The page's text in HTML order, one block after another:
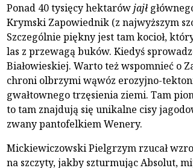
Ponad 40 tysięcy hektarówjajł
Krymski Zapowiednik (z najwyższym
Szczególnie piękny jest tam kocioł,
las z przewagą buków. Kiedyś
Białowieskiej. Warto też wspomnieć o
chroni olbrzymi wąwóz erozyjno-
gwałtownego trzęsienia ziemi. Tam
to tam znajdują się unikalne cisy
zwany pantofelkiem Wenery.
Mickiewiczowski Pielgrzym rzucał
na szczyty, jakby szturmując Absolut,